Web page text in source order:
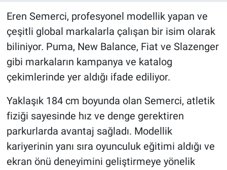
Eren Semerci, profesyonel modellik yapan ve
çeşitli global markalarla çalışan bir isim olarak
biliniyor. Puma, New Balance, Fiat ve Slazenger
gibi markaların kampanya ve katalog
çekimlerinde yer aldığı ifade ediliyor.
Yaklaşık 184 cm boyunda olan Semerci, atletik
fiziği sayesinde hız ve denge gerektiren
parkurlarda avantaj sağladı. Modellik
kariyerinin yanı sıra oyunculuk eğitimi aldığı ve
ekran önü deneyimini geliştirmeye yönelik